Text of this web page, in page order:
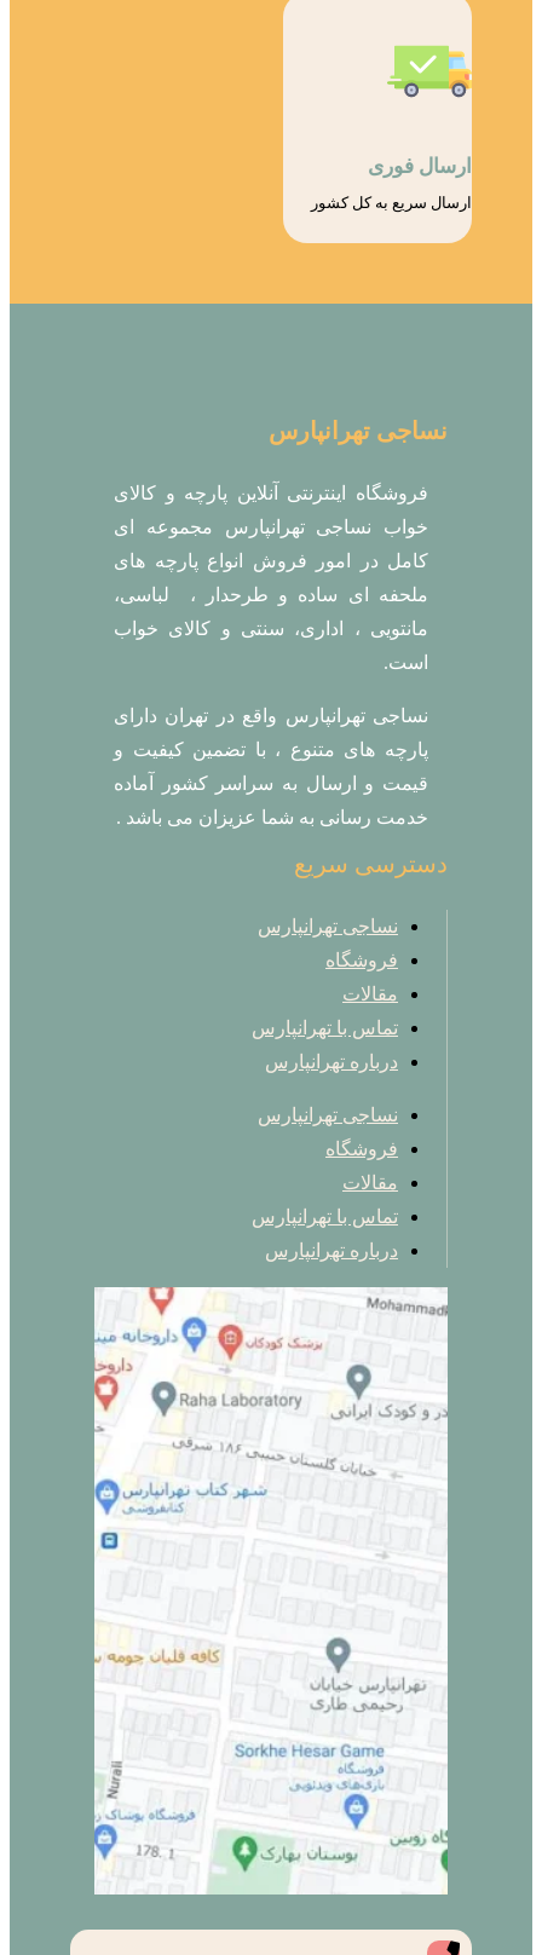
ارسال فوری
ارسال سریع به کل کشور
نساجی تهرانپارس
فروشگاه اینترنتی آنلاین پارچه و کالای
خواب نساجی تهرانپارس مجموعه ای
کامل در امور فروش انواع پارچه های
ملحفه ای ساده و طرحدار ، لباسی،
مانتویی ، اداری، سنتی و کالای خواب
است.
نساجی تهرانپارس واقع در تهران دارای
پارچه های متنوع ، با تضمین کیفیت و
قیمت و ارسال به سراسر کشور آماده
خدمت رسانی به شما عزیزان می باشد .
دسترسی سریع
نساجی تهرانپارس
فروشگاه
مقالات
تماس با تهرانپارس
درباره تهرانپارس
نساجی تهرانپارس
فروشگاه
مقالات
تماس با تهرانپارس
درباره تهرانپارس